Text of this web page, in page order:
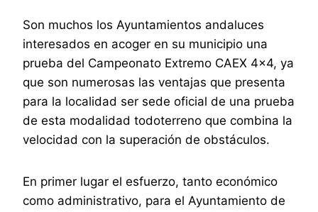
Son muchos los Ayuntamientos andaluces
interesados en acoger en su municipio una
prueba del Campeonato Extremo CAEX 4×4, ya
que son numerosas las ventajas que presenta
para la localidad ser sede oficial de una prueba
de esta modalidad todoterreno que combina la
velocidad con la superación de obstáculos.
En primer lugar el esfuerzo, tanto económico
como administrativo, para el Ayuntamiento de